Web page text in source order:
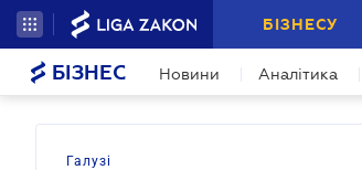
БІЗНЕСУ
БІЗНЕС Новини Аналітика
Галузі